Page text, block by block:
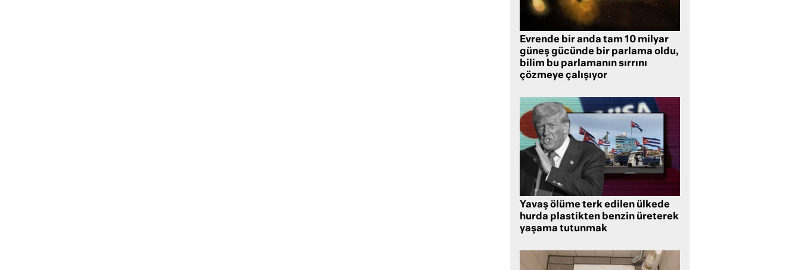
Evrende bir anda tam 10 milyar
güneş gücünde bir parlama oldu,
bilim bu parlamanın sırrını
çözmeye çalışıyor
Yavaş ölüme terk edilen ülkede
hurda plastikten benzin üreterek
yaşama tutunmak